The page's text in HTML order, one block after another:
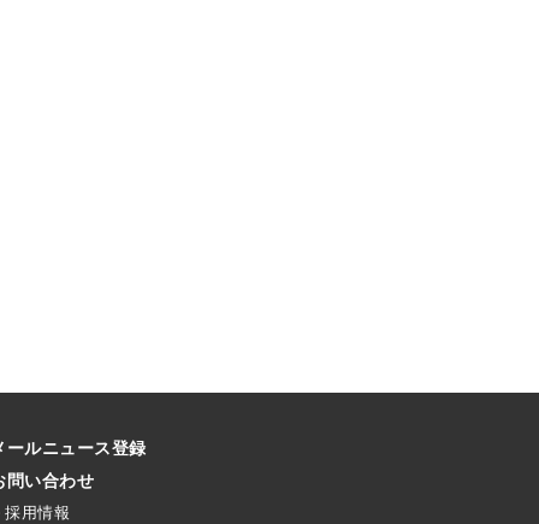
ールニュース登録
問い合わせ
採用情報